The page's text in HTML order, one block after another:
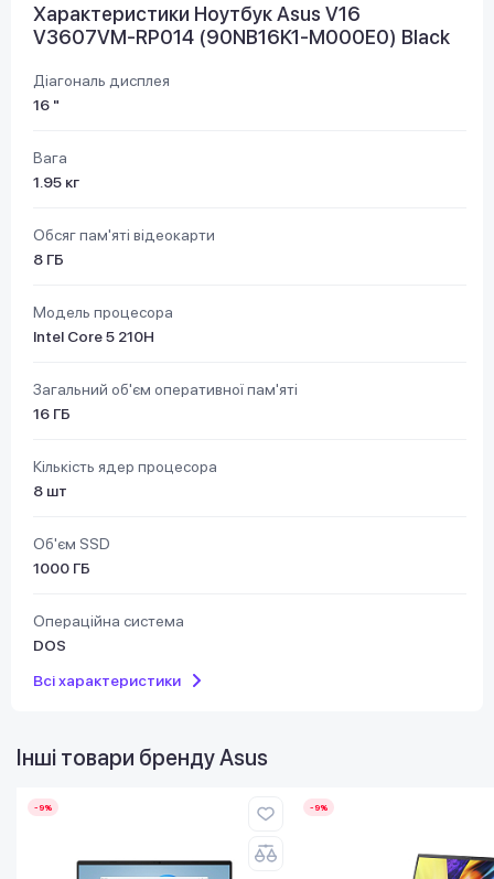
Характеристики Ноутбук Asus V16
V3607VM-RP014 (90NB16K1-M000E0) Black
Діагональ дисплея
16 "
Вага
1.95 кг
Обсяг пам'яті відеокарти
8 ГБ
Модель процесора
Intel Core 5 210H
Загальний об'єм оперативної пам'яті
16 ГБ
Кількість ядер процесора
8 шт
Об'єм SSD
1000 ГБ
Операційна система
DOS
Всі характеристики
Інші товари брендуAsus
-9% -9%